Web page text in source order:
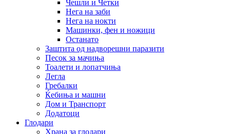
Чешли и Четки
Нега на заби
Нега на нокти
Машинки, фен и ножици
Останато
Заштита од надворешни паразити
Песок за мачиња
Тоалети и лопатчиња
Легла
Гребалки
Ќебиња и машни
Дом и Транспорт
Додатоци
Глодари
Храна за глодари